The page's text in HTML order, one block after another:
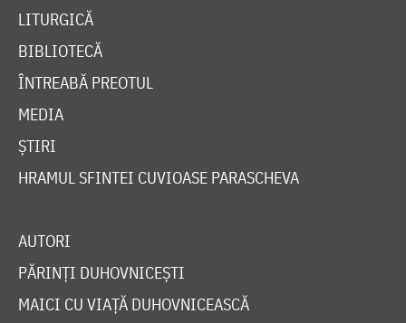
LITURGICĂ
BIBLIOTECĂ
ÎNTREABĂ PREOTUL
MEDIA
ȘTIRI
HRAMUL SFINTEI CUVIOASE PARASCHEVA
AUTORI
PĂRINȚI DUHOVNICEȘTI
MAICI CU VIAȚĂ DUHOVNICEASCĂ